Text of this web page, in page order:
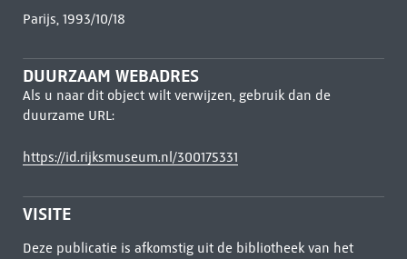
Parijs, 1993/10/18
DUURZAAM WEBADRES
Als u naar dit object wilt verwijzen, gebruik dan de
duurzame URL:
https://id.rijksmuseum.nl/300175331
VISITE
Deze publicatie is afkomstig uit de bibliotheek van het